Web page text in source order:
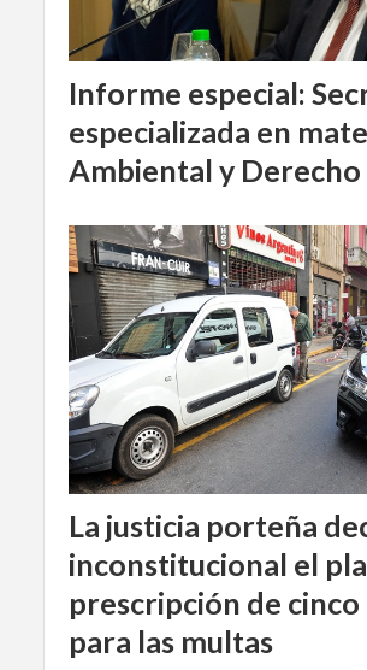
Informe especial:
especializada en
Ambiental y
La justicia porteña
inconstitucional el
prescripción de cinco
para las multas